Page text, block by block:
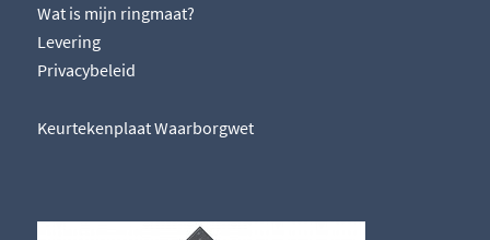
Wat is mijn ringmaat?
Levering
Privacybeleid
Keurtekenplaat Waarborgwet